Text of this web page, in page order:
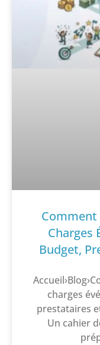
Comment
Charges
Budget,
charges
prestataires
Un cahier